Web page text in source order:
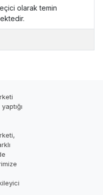
olarak temin